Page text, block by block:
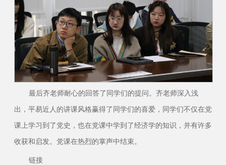
最后齐老师耐心的回答了同学们的提问。齐老师深入浅
出，平易近人的讲课风格赢得了同学们的喜爱，同学们不仅在党
课上学习到了党史，也在党课中学到了经济学的知识，并有许多
收获和启发。党课在热烈的掌声中结束。
链接